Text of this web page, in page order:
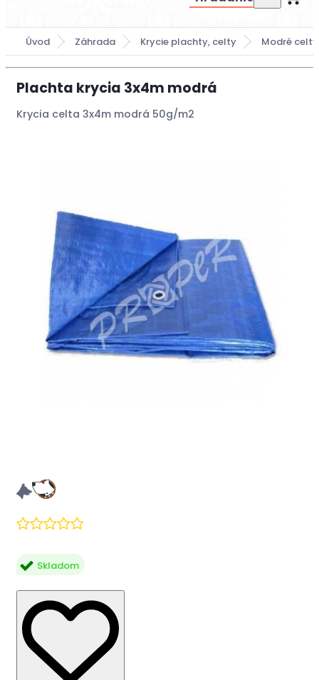
Úvod Záhrada Krycie plachty, celty Modré
Plachta krycia 3x4m modrá
Krycia celta 3x4m modrá 50g/m2
Skladom